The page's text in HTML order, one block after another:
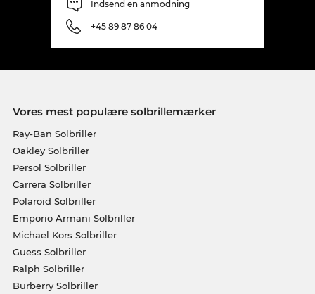
Indsend en anmodning
+45 89 87 86 04
Vores mest populære solbrillemærker
Ray-Ban Solbriller
Oakley Solbriller
Persol Solbriller
Carrera Solbriller
Polaroid Solbriller
Emporio Armani Solbriller
Michael Kors Solbriller
Guess Solbriller
Ralph Solbriller
Burberry Solbriller